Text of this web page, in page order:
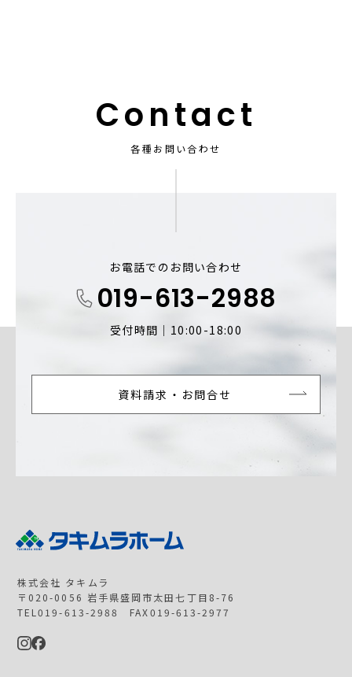
Contact
各種お問い合わせ
お電話でのお問い合わせ
019-613-2988
受付時間｜10:00-18:00
資料請求・お問合せ
株式会社 タキムラ
〒020-0056 岩手県盛岡市太田七丁目8-76
TEL019-613-2988 FAX019-613-2977